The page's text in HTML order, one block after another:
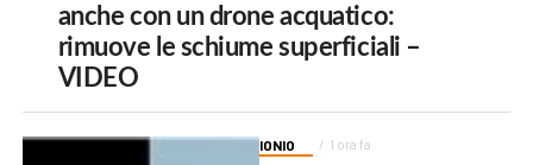
anche con un drone acquatico:
rimuove le schiume superficiali –
VIDEO
IONIO 1 ora fa